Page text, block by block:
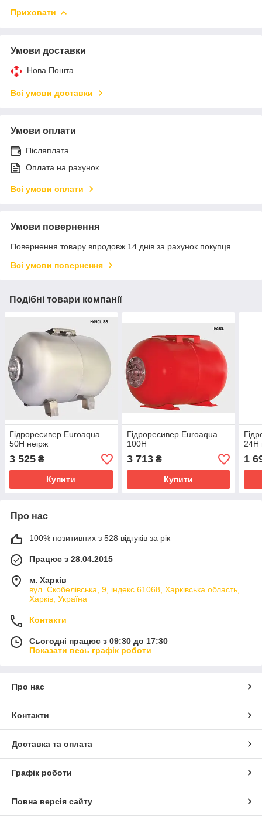
Приховати
Умови доставки
Нова Пошта
Всі умови доставки
Умови оплати
Післяплата
Оплата на рахунок
Всі умови оплати
Умови повернення
Повернення товару впродовж 14 днів за рахунок покупця
Всі умови повернення
Подібні товари компанії
Гідроресивер Euroaqua
50H неірж
3 525 ₴
Купити
Гідроресивер Euroaqua
100H
3 713₴
Купити
24H
1
Про нас
100% позитивних з 528 відгуків за рік
Працює з 28.04.2015
м. Харків
вул. Скобелівська, 9, індекс 61068, Харківська область,
Харків, Україна
Контакти
Сьогодні працює з 09:30 до 17:30
Показати весь графік роботи
Про нас
Контакти
Доставка та оплата
Графік роботи
Повна версія сайту